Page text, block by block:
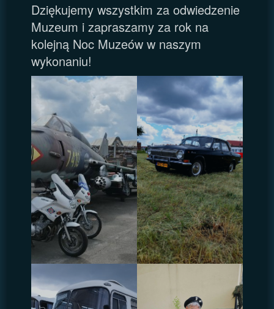
Dziękujemy wszystkim za odwiedzenie
Muzeum i zapraszamy za rok na
kolejną Noc Muzeów w naszym
wykonaniu!